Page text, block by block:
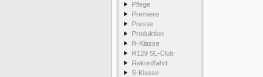
Pflege
Premiere
Presse
Produktion
R-Klasse
R129 SL-Club
Rekordfahrt
S-Klasse